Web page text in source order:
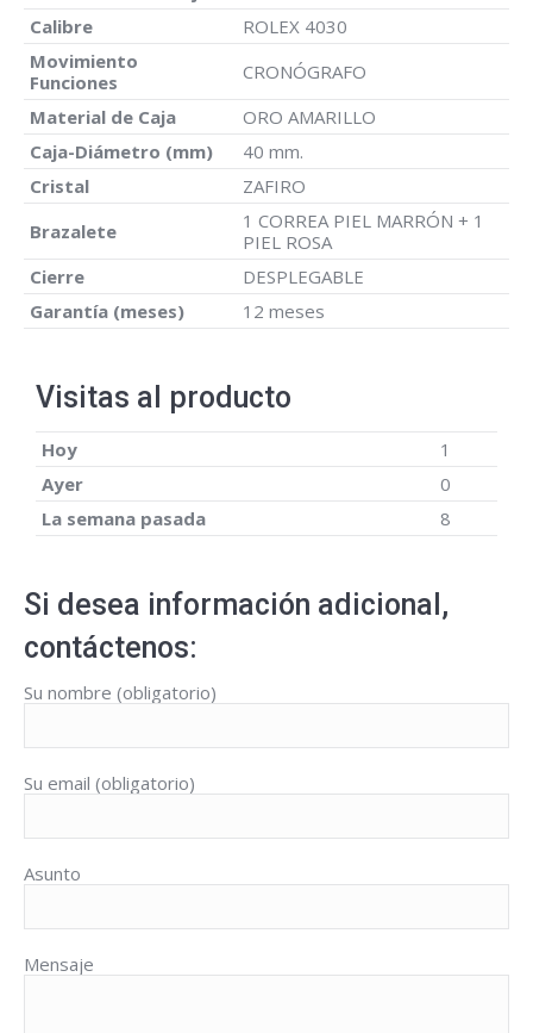
Calibre
ROLEX 4030
Movimiento
Funciones
CRONÓGRAFO
Material de Caja
ORO AMARILLO
Caja-Diámetro (mm)
40 mm.
Cristal
ZAFIRO
Brazalete
1 CORREA PIEL MARRÓN + 1
PIEL ROSA
Cierre
DESPLEGABLE
Garantía (meses)
12 meses
Visitas al producto
Hoy
1
Ayer
0
La semana pasada
8
Si desea información adicional,
contáctenos:
Su nombre (obligatorio)
Su email (obligatorio)
Asunto
Mensaje